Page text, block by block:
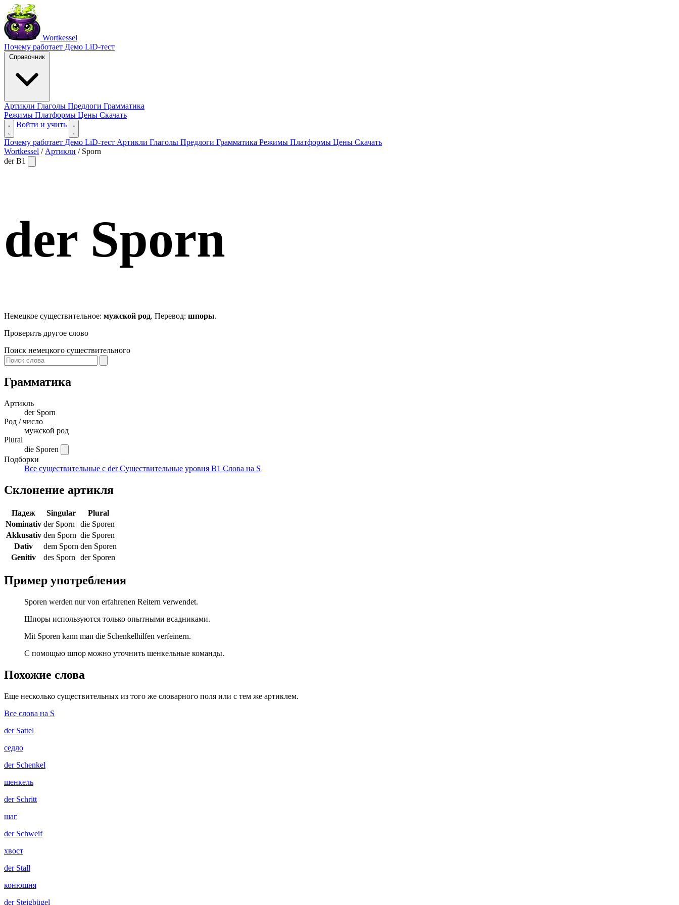
Wortkessel
Почему работает Демо LiD-тест
Справочник
Артикли Глаголы Предлоги Грамматика
Режимы Платформы Цены Скачать
Войти и учить
Почему работает Демо LiD-тест Артикли Глаголы Предлоги Грамматика Режимы Платформы Цены Скачать
Wortkessel / Артикли / Sporn
derB1
der Sporn
Немецкое существительное: мужской род. Перевод: шпоры.
Проверить другое слово
Поиск немецкого существительного
Грамматика
Артикль
derSporn
Род / число
мужской род
Plural
die Sporen
Подборки
Все существительные с derСуществительные уровня B1 Слова на S
Склонение артикля
Падеж Singular
Plural
Nominativ der Sporn
die Sporen
Akkusativ den Sporn die Sporen
Dativ
dem Sporn den Sporen
Genitiv
des Sporn der Sporen
Пример употребления
Sporen werden nur von erfahrenen Reitern verwendet.
Шпоры используются только опытными всадниками.
Mit Sporen kann man die Schenkelhilfen verfeinern.
С помощью шпор можно уточнить шенкельные команды.
Похожие слова
Еще несколько существительных из того же словарного поля или с тем же артиклем.
Все слова на S
derSattel
седло
derSchenkel
шенкель
derSchritt
шаг
derSchweif
хвост
derStall
конюшня
derSteigbügel